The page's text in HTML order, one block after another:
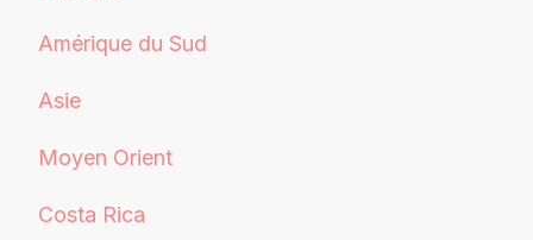
Amérique du Sud
Asie
Moyen Orient
Costa Rica